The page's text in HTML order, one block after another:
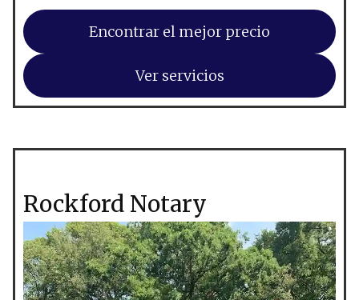
Encontrar el mejor precio
Ver servicios
Rockford Notary